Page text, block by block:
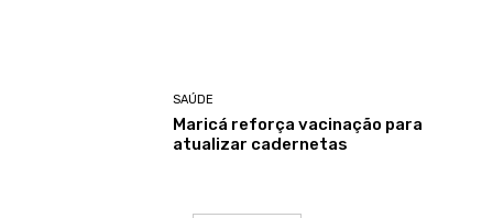
SAÚDE
Maricá reforça vacinação para
atualizar cadernetas